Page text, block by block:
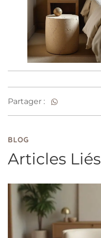
Partager :
BLOG
Articles Liés